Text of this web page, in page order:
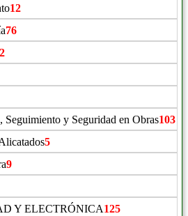
12
76
Seguimiento y Seguridad en Obras103
5
9
Y ELECTRÓNICA125